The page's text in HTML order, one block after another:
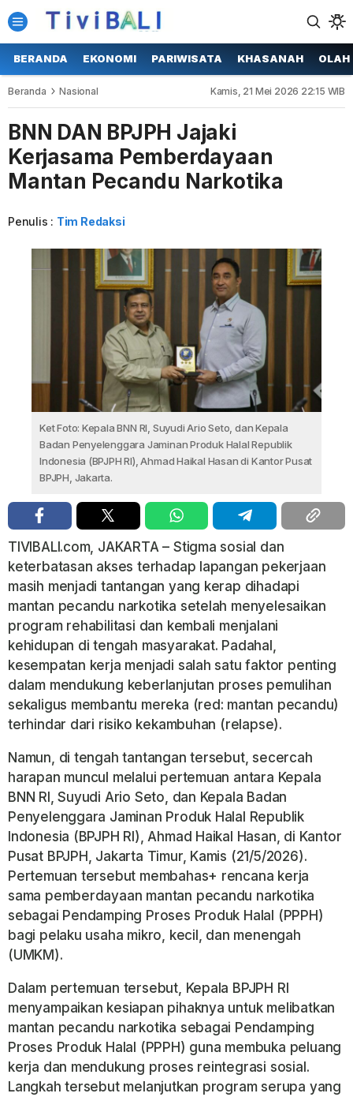
BERANDA EKONOMI PARIWISATA KHASANAH OLAH
Beranda Nasional Kamis, 21 Mei 2026 22:15 WIB
BNN DAN BPJPH Jajaki
Kerjasama Pemberdayaan
Mantan Pecandu Narkotika
Penulis : Tim Redaksi
Ket Foto: Kepala BNN RI, Suyudi Ario Seto, dan Kepala
Badan Penyelenggara Jaminan Produk Halal Republik
Indonesia (BPJPH RI), Ahmad Haikal Hasan di Kantor Pusat
BPJPH, Jakarta.
TIVIBALI.com, JAKARTA – Stigma sosial dan
keterbatasan akses terhadap lapangan pekerjaan
masih menjadi tantangan yang kerap dihadapi
mantan pecandu narkotika setelah menyelesaikan
program rehabilitasi dan kembali menjalani
kehidupan di tengah masyarakat. Padahal,
kesempatan kerja menjadi salah satu faktor penting
dalam mendukung keberlanjutan proses pemulihan
sekaligus membantu mereka (red: mantan pecandu)
terhindar dari risiko kekambuhan (relapse).
Namun, di tengah tantangan tersebut, secercah
harapan muncul melalui pertemuan antara Kepala
BNN RI, Suyudi Ario Seto, dan Kepala Badan
Penyelenggara Jaminan Produk Halal Republik
Indonesia (BPJPH RI), Ahmad Haikal Hasan, di Kantor
Pusat BPJPH, Jakarta Timur, Kamis (21/5/2026).
Pertemuan tersebut membahas+ rencana kerja
sama pemberdayaan mantan pecandu narkotika
sebagai Pendamping Proses Produk Halal (PPPH)
bagi pelaku usaha mikro, kecil, dan menengah
(UMKM).
Dalam pertemuan tersebut, Kepala BPJPH RI
menyampaikan kesiapan pihaknya untuk melibatkan
mantan pecandu narkotika sebagai Pendamping
Proses Produk Halal (PPPH) guna membuka peluang
kerja dan mendukung proses reintegrasi sosial.
Langkah tersebut melanjutkan program serupa yang